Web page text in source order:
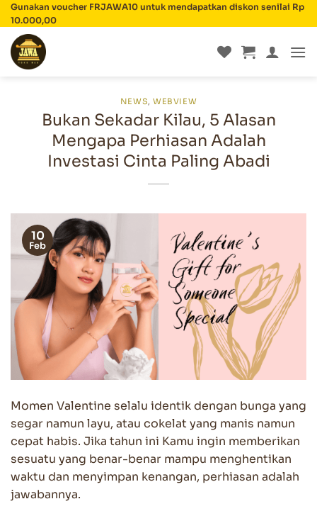
Skip
to
content
Gunakan voucher FRJAWA10 untuk mendapatkan diskon senilai Rp
10.000,00
NEWS,WEBVIEW
Bukan Sekadar Kilau, 5 Alasan
Mengapa Perhiasan Adalah
Investasi Cinta Paling Abadi
10
Feb
Momen Valentine selalu identik dengan bunga yang
segar namun layu, atau cokelat yang manis namun
cepat habis. Jika tahun ini Kamu ingin memberikan
sesuatu yang benar-benar mampu menghentikan
waktu dan menyimpan kenangan, perhiasan adalah
jawabannya.